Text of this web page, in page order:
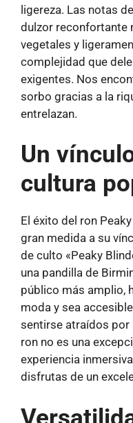
ligereza. Las notas
dulzor reconfortante
vegetales y
complejidad que
exigentes. Nos
sorbo gracias a la
entrelazan.
Un
cultura
El éxito del ron
gran medida a su
de culto «Peaky
una pandilla de
público más amplio,
moda y sea
sentirse atraídos por
ron no es una
experiencia
disfrutas de un